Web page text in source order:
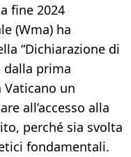
fine 2024
(Wma) ha
“Dichiarazione di
dalla prima
Vaticano un
all’accesso alla
perché sia svolta
fondamentali.